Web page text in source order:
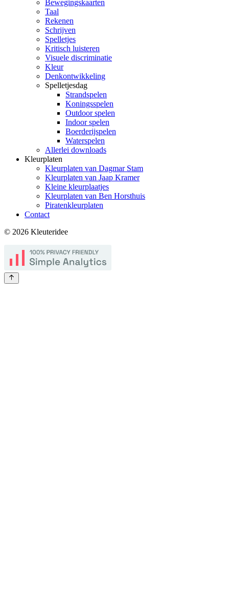
Bewegingskaarten
Taal
Rekenen
Schrijven
Spelletjes
Kritisch luisteren
Visuele discriminatie
Kleur
Denkontwikkeling
Spelletjesdag
Strandspelen
Koningsspelen
Outdoor spelen
Indoor spelen
Boerderijspelen
Waterspelen
Allerlei downloads
Kleurplaten
Kleurplaten van Dagmar Stam
Kleurplaten van Jaap Kramer
Kleine kleurplaatjes
Kleurplaten van Ben Horsthuis
Piratenkleurplaten
Contact
© 2026 Kleuteridee